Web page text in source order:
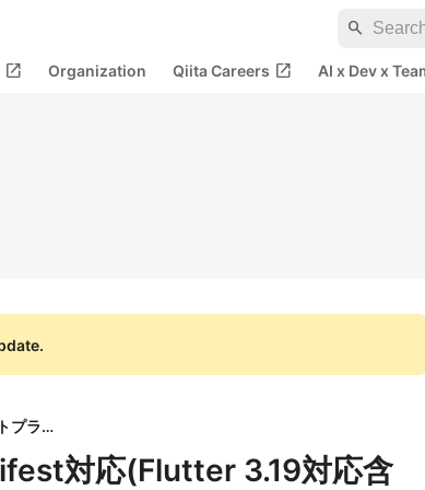
search
open_in_new Organization Qiita Careers open_in_new AI x Dev x
株式会社ホワイトプラス
対応(Flutter 3.19対応含